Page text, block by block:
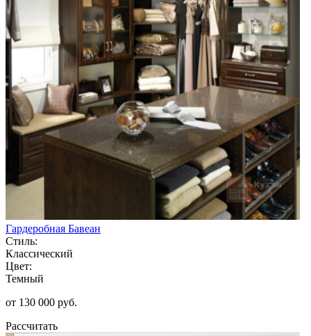
Гардеробная Бавеан
Стиль:
Классический
Цвет:
Темный
от 130 000 руб.
Рассчитать